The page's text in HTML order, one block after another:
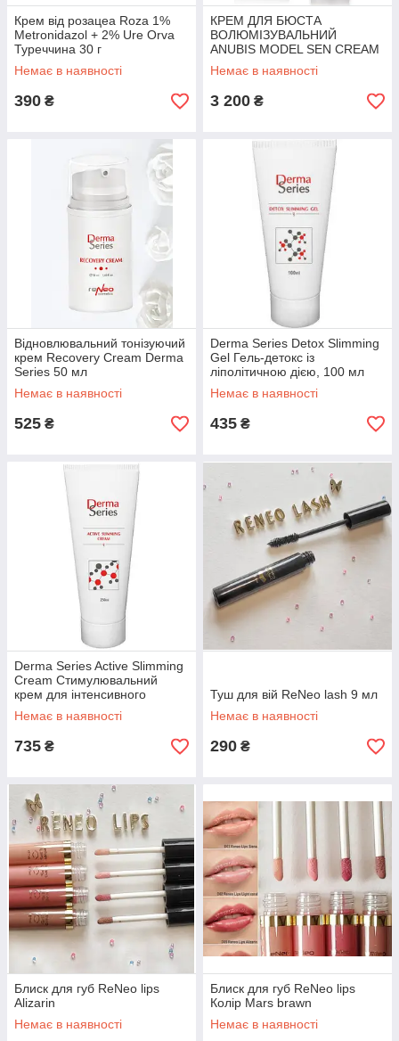
Крем від розацеа Roza 1%
Metronidazol + 2% Ure Orva
Туреччина 30 г
Немає в наявності
390 ₴
КРЕМ ДЛЯ БЮСТА
ВОЛЮМІЗУВАЛЬНИЙ
ANUBIS MODEL SEN CREAM
500 мл
Немає в наявності
3 200 ₴
Відновлювальний тонізуючий
крем Recovery Cream Derma
Series 50 мл
Немає в наявності
525 ₴
Derma Series Detox Slimming
Gel Гель-детокс із
ліполітичною дією, 100 мл
Немає в наявності
435 ₴
Derma Series Active Slimming
Cream Стимулювальний
крем для інтенсивного
схуднення, 250 мл
Немає в наявності
735 ₴
Туш для вій ReNeo lash 9 мл
Немає в наявності
290 ₴
Блиск для губ ReNeo lips
Alizarin
Немає в наявності
Блиск для губ ReNeo lips
Колір Mars brawn
Немає в наявності